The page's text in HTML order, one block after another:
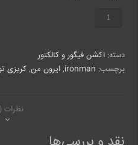
فیگورایرون
XLI
عدد
دسته:اکشن فیگور و کالکتور
برچسب: ironman
,ایرون من,کریزی
نظرات